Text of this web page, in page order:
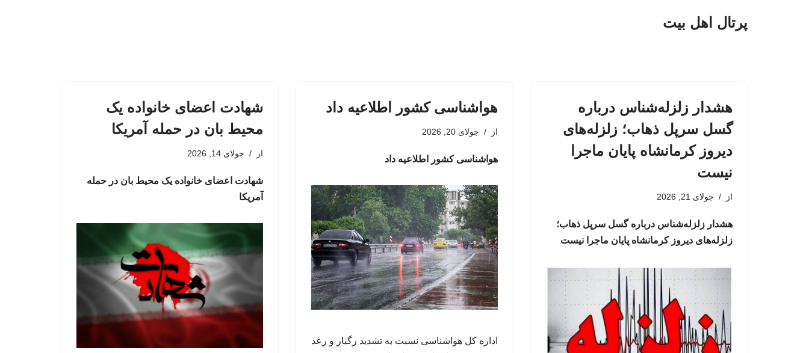
پرتال اهل بیت
هشدار زلزله‌شناس درباره
گسل سرپل ذهاب؛ زلزله‌های
دیروز کرمانشاه پایان ماجرا
نیست
از جولای 21, 2026
هشدار زلزله‌شناس درباره گسل سرپل ذهاب؛
زلزله‌های دیروز کرمانشاه پایان ماجرا نیست
هواشناسی کشور اطلاعیه داد
از جولای 20, 2026
هواشناسی کشور اطلاعیه داد
اداره کل هواشناسی نسبت به تشدید رگبار و رعد
شهادت اعضای خانواده یک
محیط بان در حمله آمریکا
از جولای 14, 2026
شهادت اعضای خانواده یک محیط بان در حمله
آمریکا